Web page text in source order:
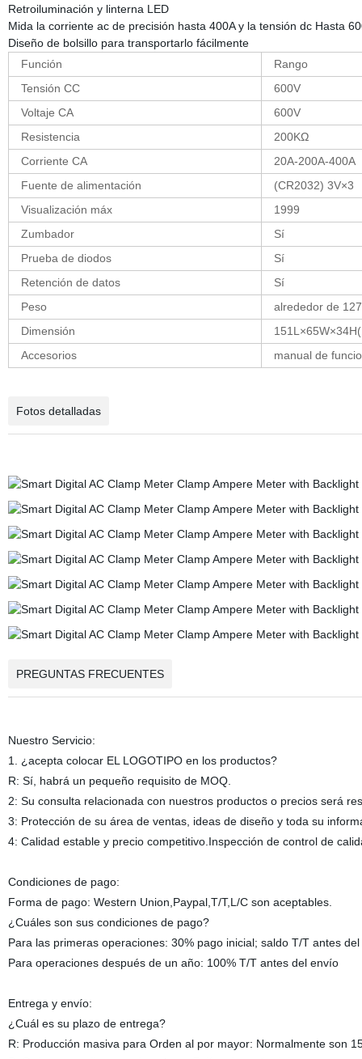
Retroiluminación y linterna LED
Mida la corriente ac de precisión hasta 400A y la tensión dc Hasta
Diseño de bolsillo para transportarlo fácilmente
Función
Rango
Tensión CC
600V
Voltaje CA
600V
Resistencia
200KΩ
Corriente CA
20A-200A-400A
Fuente de alimentación
(CR2032) 3V×3
Visualización máx
1999
Zumbador
Sí
Prueba de diodos
Sí
Retención de datos
Sí
Peso
alrededor de
Dimensión
Accesorios
manual de
Fotos detalladas
PREGUNTAS FRECUENTES
Nuestro Servicio:
1. ¿acepta colocar EL LOGOTIPO en los productos?
R: Sí, habrá un pequeño requisito de MOQ.
2: Su consulta relacionada con nuestros productos o precios será
3: Protección de su área de ventas, ideas de diseño y toda su
4: Calidad estable y precio competitivo.Inspección de control de
Condiciones de pago:
Forma de pago: Western Union,Paypal,T/T,L/C son aceptables.
¿Cuáles son sus condiciones de pago?
Para las primeras operaciones: 30% pago inicial; saldo T/T antes
Para operaciones después de un año: 100% T/T antes del envío
Entrega y envío:
¿Cuál es su plazo de entrega?
R: Producción masiva para Orden al por mayor: Normalmente